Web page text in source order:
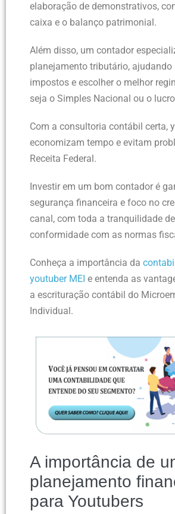
elaboração de demonstrativos,
caixa e o balanço patrimonial.
Além disso, um contador
planejamento tributário, ajudando
impostos e escolher o melhor
seja o Simples Nacional ou o
Com a consultoria contábil certa,
economizam tempo e evitam
Receita Federal.
Investir em um bom contador é
segurança financeira e foco no
canal, com toda a tranquilidade
conformidade com as normas
Conheça a importância da
youtuber MEI e entenda as
a escrituração contábil do
Individual.
A importância de
planejamento
para Youtubers